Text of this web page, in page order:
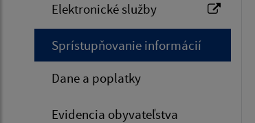
Elektronické služby
Sprístupňovanie informácií
Dane a poplatky
Evidencia obyvateľstva